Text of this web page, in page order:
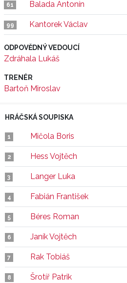
61 Balada Antonín
99 Kantorek Václav
ODPOVĚDNÝ VEDOUCÍ
Zdráhala Lukáš
TRENÉR
Bartoň Miroslav
HRÁČSKÁ SOUPISKA
1 Mičola Boris
2 Hess Vojtěch
3 Langer Luka
4 Fabián František
5 Béres Roman
6 Janík Vojtěch
7 Rak Tobiáš
8 Šrotíř Patrik